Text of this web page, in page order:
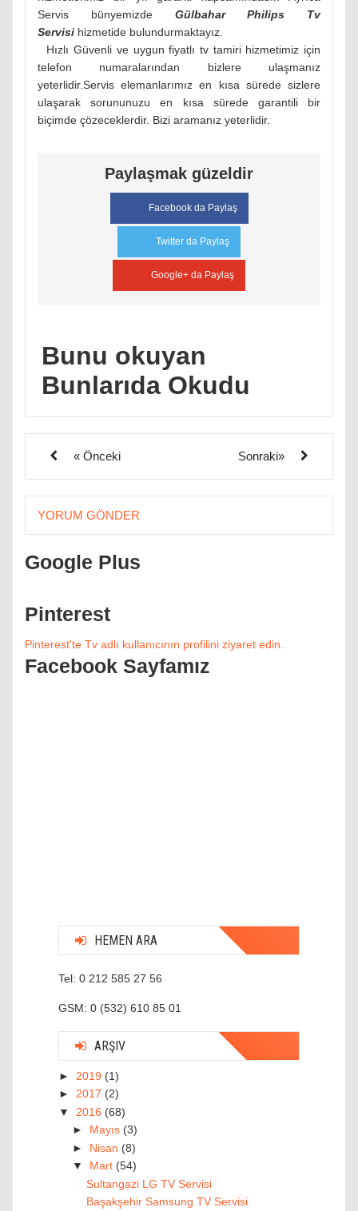
Servis bünyemizde Gülbahar Philips Tv
Servisi hizmetide bulundurmaktayız.
Hızlı Güvenli ve uygun fiyatlı tv tamiri hizmetimiz için
telefon numaralarından bizlere ulaşmanız
yeterlidir.Servis elemanlarımız en kısa sürede sizlere
ulaşarak sorununuzu en kısa sürede garantili bir
biçimde çözeceklerdir. Bizi aramanız yeterlidir.
Paylaşmak güzeldir
Facebook da Paylaş
Twitter da Paylaş
Google+ da Paylaş
Bunu okuyan
Bunlarıda Okudu
« Önceki Sonraki»
YORUM GÖNDER
Google Plus
Pinterest
Pinterest'te Tv adlı kullanıcının profilini ziyaret edin.
Facebook Sayfamız
HEMEN ARA
Tel: 0 212 585 27 56
GSM: 0 (532) 610 85 01
ARŞIV
► 2019 (1)
► 2017 (2)
▼ 2016 (68)
► Mayıs (3)
► Nisan (8)
▼ Mart (54)
Sultangazi LG TV Servisi
Başakşehir Samsung TV Servisi